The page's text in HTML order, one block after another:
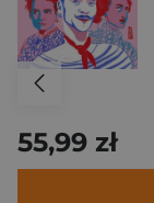
55,99 zł